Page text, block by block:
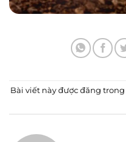
Bài viết này được đăng trong